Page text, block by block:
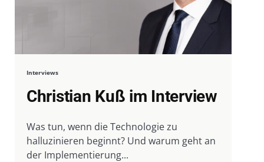
Interviews
Christian Kuß im Interview
Was tun, wenn die Technologie zu
halluzinieren beginnt? Und warum geht an
der Implementierung...